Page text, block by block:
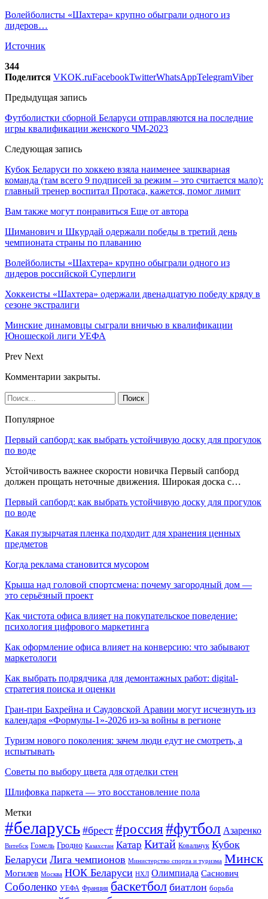
Волейболисты «Шахтера» крупно обыграли одного из
лидеров…
Источник
344
Поделится VKOK.ruFacebookTwitterWhatsAppTelegramViber
Предыдущая запись
Футболистки сборной Беларуси отправляются на последние
игры квалификации женского ЧМ-2023
Следующая запись
Кубок Беларуси по хоккею взяла наименее зашкварная
команда (там всего 9 подписей за режим – это считается мало):
главный тренер воспитал Протаса, кажется, помог лимит
Вам также могут понравиться Еще от автора
Шиманович и Шкурдай одержали победы в третий день
чемпионата страны по плаванию
Волейболисты «Шахтера» крупно обыграли одного из
лидеров российской Суперлиги
Хоккеисты «Шахтера» одержали двенадцатую победу кряду в
сезоне экстралиги
Минские динамовцы сыграли вничью в квалификации
Юношеской лиги УЕФА
Prev Next
Комментарии закрыты.
Популярное
Первый сапборд: как выбрать устойчивую доску для прогулок
по воде
Устойчивость важнее скорости новичка Первый сапборд
должен прощать неточные движения. Широкая доска с…
Первый сапборд: как выбрать устойчивую доску для прогулок
по воде
Какая пузырчатая пленка подходит для хранения ценных
предметов
Когда реклама становится мусором
Крыша над головой спортсмена: почему загородный дом —
это серьёзный проект
Как чистота офиса влияет на покупательское поведение:
психология цифрового маркетинга
Как оформление офиса влияет на конверсию: что забывают
маркетологи
Как выбрать подрядчика для демонтажных работ: digital-
стратегия поиска и оценки
Гран-при Бахрейна и Саудовской Аравии могут исчезнуть из
календаря «Формулы-1»-2026 из-за войны в регионе
Туризм нового поколения: зачем люди едут не смотреть, а
испытывать
Советы по выбору цвета для отделки стен
Шлифовка паркета — это восстановление пола
Метки
#беларусь #брест #россия#футбол Азаренко
Витебск Гомель Гродно Казахстан Катар Китай Ковальчук Кубок
Беларуси Лига чемпионов Министерство спорта и туризма Минск
Могилев Москва НОК Беларуси НХЛ Олимпиада Саснович
Соболенко УЕФА Франция баскетбол биатлон борьба